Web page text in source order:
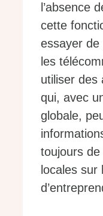
l’absence
cette
essayer
les
utiliser des
qui, avec
globale,
toujours
locales sur